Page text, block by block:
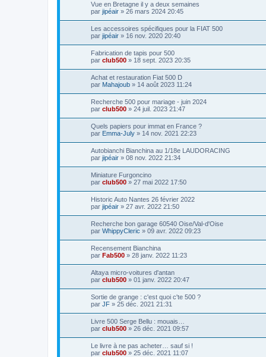
Vue en Bretagne il y a deux semaines
par jipéair » 26 mars 2024 20:45
Les accessoires spécifiques pour la FIAT 500
par jipéair » 16 nov. 2020 20:40
Fabrication de tapis pour 500
par club500 » 18 sept. 2023 20:35
Achat et restauration Fiat 500 D
par Mahajoub » 14 août 2023 11:24
Recherche 500 pour mariage - juin 2024
par club500 » 24 juil. 2023 21:47
Quels papiers pour immat en France ?
par Emma-July » 14 nov. 2021 22:23
Autobianchi Bianchina au 1/18e LAUDORACING
par jipéair » 08 nov. 2022 21:34
Miniature Furgoncino
par club500 » 27 mai 2022 17:50
Historic Auto Nantes 26 février 2022
par jipéair » 27 avr. 2022 21:50
Recherche bon garage 60540 Oise/Val-d'Oise
par WhippyCleric » 09 avr. 2022 09:23
Recensement Bianchina
par Fab500 » 28 janv. 2022 11:23
Altaya micro-voitures d'antan
par club500 » 01 janv. 2022 20:47
Sortie de grange : c'est quoi c'te 500 ?
par JF » 25 déc. 2021 21:31
Livre 500 Serge Bellu : mouais…
par club500 » 26 déc. 2021 09:57
Le livre à ne pas acheter… sauf si !
par club500 » 25 déc. 2021 11:07